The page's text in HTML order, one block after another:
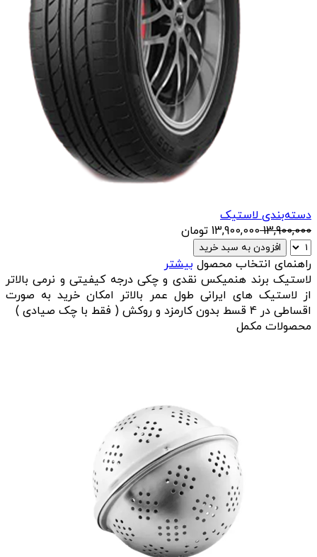
دسته‌بندی لاستیک
13,900,000
13,900,000 تومان
افزودن به سبد خرید
راهنمای انتخاب محصول بیشتر
لاستیک برند هنمیکس نقدی و چکی درجه کیفیتی و نرمی بالاتر
از لاستیک های ایرانی طول عمر بالاتر امکان خرید به صورت
اقساطی در 4 قسط بدون کارمزد و روکش ( فقط با چک صیادی )
محصولات مکمل